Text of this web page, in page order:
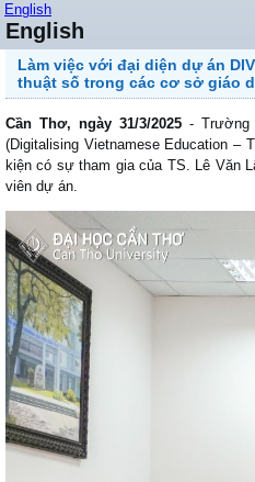
English
English
Làm việc với đại diện dự án
thuật số trong các cơ sở giáo
Cần Thơ, ngày 31/3/2025- Trường
(Digitalising Vietnamese Education
kiện có sự tham gia của TS. Lê Văn
viên dự án.